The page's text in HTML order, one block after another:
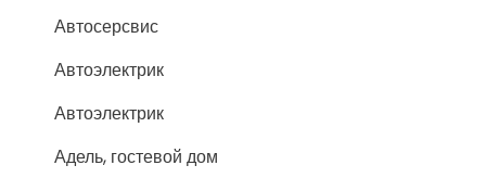
Автосерсвис
Автоэлектрик
Автоэлектрик
Адель, гостевой дом